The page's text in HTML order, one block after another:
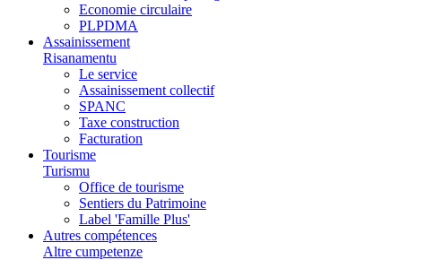
Economie circulaire
PLPDMA
Assainissement
Risanamentu
Le service
Assainissement collectif
SPANC
Taxe construction
Facturation
Tourisme
Turismu
Office de tourisme
Sentiers du Patrimoine
Label 'Famille Plus'
Autres compétences
Altre cumpetenze